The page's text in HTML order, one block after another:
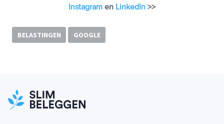
Instagram en LinkedIn >>
BELASTINGEN GOOGLE